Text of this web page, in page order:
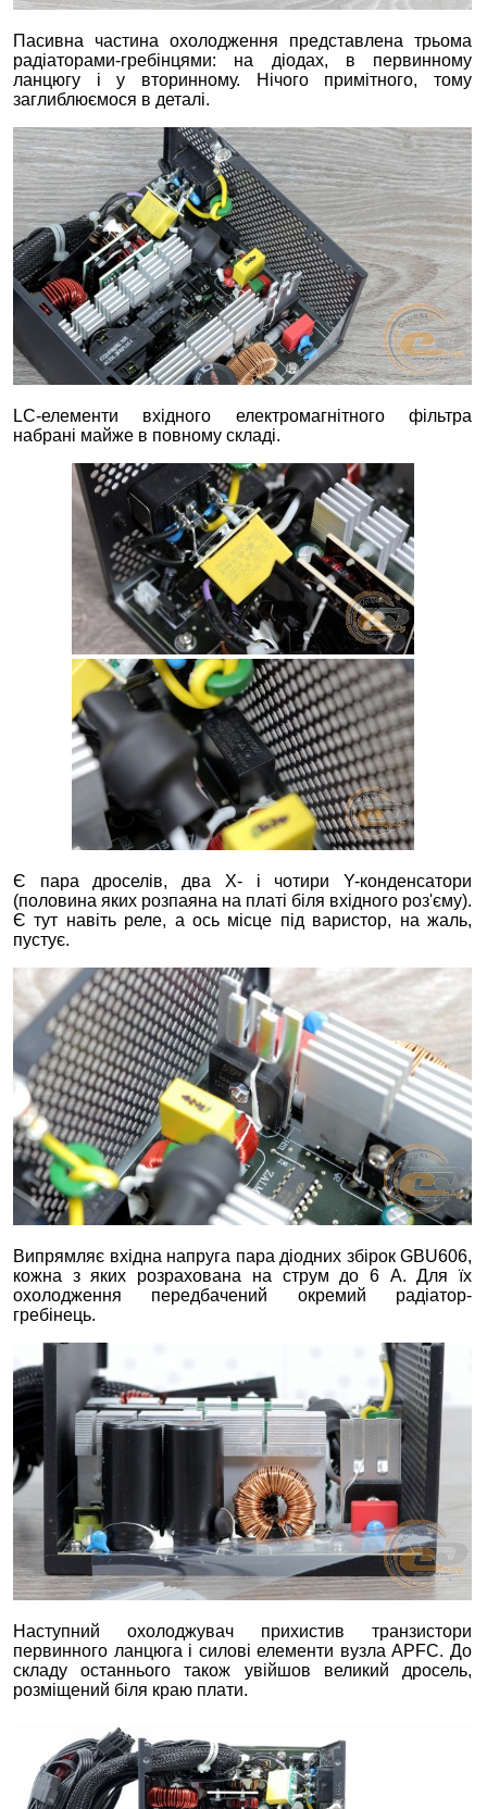
Пасивна частина охолодження представлена ​​трьома
радіаторами-гребінцями: на діодах, в первинному
ланцюгу і у вторинному. Нічого примітного, тому
заглиблюємося в деталі.
LC-елементи вхідного електромагнітного фільтра
набрані майже в повному складі.
Є пара дроселів, два X- і чотири Y-конденсатори
(половина яких розпаяна на платі біля вхідного роз'єму).
Є тут навіть реле, а ось місце під варистор, на жаль,
пустує.
Випрямляє вхідна напруга пара діодних збірок GBU606,
кожна з яких розрахована на струм до 6 А. Для їх
охолодження передбачений окремий радіатор-
гребінець.
Наступний охолоджувач прихистив транзистори
первинного ланцюга і силові елементи вузла APFC. До
складу останнього також увійшов великий дросель,
розміщений біля краю плати.